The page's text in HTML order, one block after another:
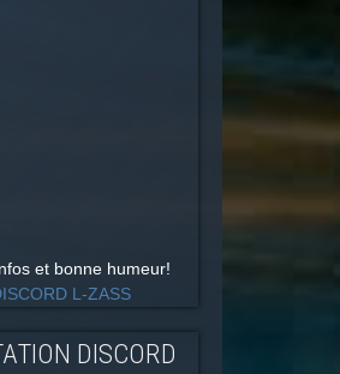
et bonne humeur!
L-ZASS
DISCORD